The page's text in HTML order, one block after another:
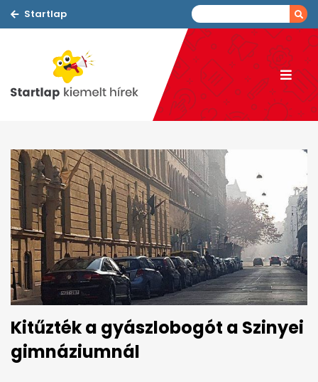
Startlap
Kitűzték a gyászlobogót a Szinyei
gimnáziumnál